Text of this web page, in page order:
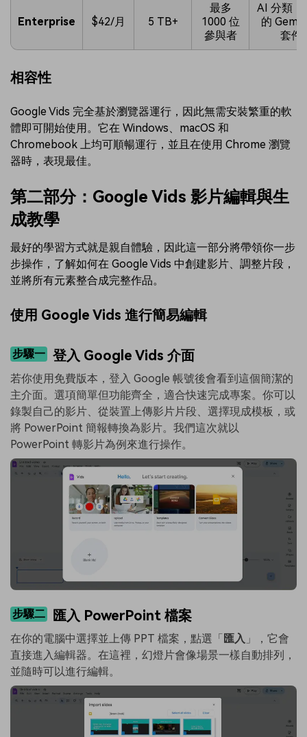
Enterprise $42/月 5 TB+
最多
1000 位
參與者
AI 分類，
的
套件
相容性
Google Vids 完全基於瀏覽器運行，因此無需安裝繁重的軟
體即可開始使用。它在 Windows、macOS 和
Chromebook 上均可順暢運行，並且在使用 Chrome 瀏覽
器時，表現最佳。
第二部分：Google Vids 影片編輯與生
成教學
最好的學習方式就是親自體驗，因此這一部分將帶領你一步
步操作，了解如何在 Google Vids 中創建影片、調整片段，
並將所有元素整合成完整作品。
使用 Google Vids 進行簡易編輯
步驟一 登入 Google Vids 介面
若你使用免費版本，登入 Google 帳號後會看到這個簡潔的
主介面。選項簡單但功能齊全，適合快速完成專案。你可以
錄製自己的影片、從裝置上傳影片片段、選擇現成模板，或
將 PowerPoint 簡報轉換為影片。我們這次就以
PowerPoint 轉影片為例來進行操作。
步驟二 匯入 PowerPoint 檔案
在你的電腦中選擇並上傳 PPT 檔案，點選「 匯入 」，它會
直接進入編輯器。在這裡，幻燈片會像場景一樣自動排列，
並隨時可以進行編輯。